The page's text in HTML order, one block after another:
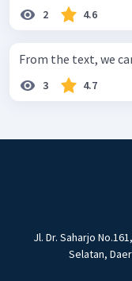
2 4.6
From the text, we
3 4.7
Jl. Dr. Saharjo
Selatan,